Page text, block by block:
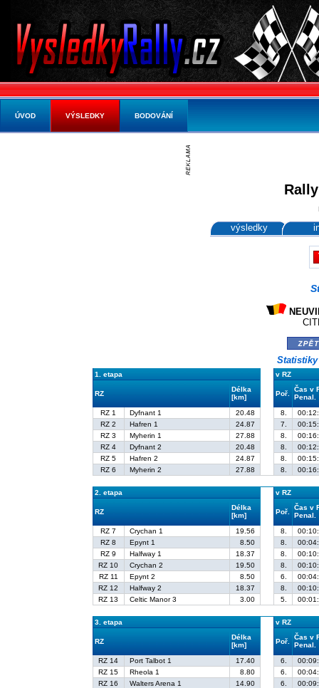
výsledky
1. etapa v RZ
RZ
Délka
[km]
Poř.
Čas v
Penal.
RZ 1
Dyfnant 1 20.48 8.
RZ 2
Hafren 1 24.87 7.
RZ 3
Myherin 1 27.88 8.
RZ 4
Dyfnant 2 20.48 8.
RZ 5
Hafren 2 24.87 8.
RZ 6
Myherin 2 27.88 8.
2. etapa v RZ
RZ
Délka
[km]
Poř.
Čas v
Penal.
RZ 7
Crychan 1 19.56 8.
RZ 8
Epynt 1 8.50 8.
RZ 9
Halfway 1 18.37 8.
RZ 10
Crychan 2 19.50 8.
RZ 11
Epynt 2 8.50 6.
RZ 12
Halfway 2 18.37 8.
RZ 13
Celtic Manor 3 3.00 5.
3. etapa v RZ
RZ
Délka
[km]
Poř.
Čas v
Penal.
RZ 14
Port Talbot 1 17.40 6.
RZ 15
Rheola 1 8.80 6.
RZ 16
Walters Arena 1 14.90 6.
ÚVOD VÝSLEDKY BODOVÁNÍ